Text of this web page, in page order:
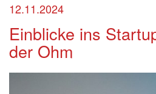
12.11.2024
Einblicke ins
der Ohm